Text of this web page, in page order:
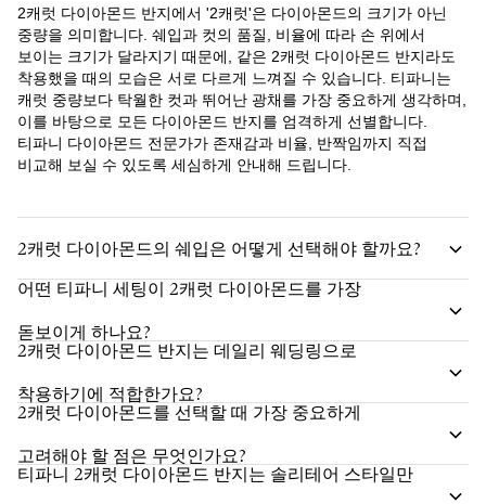
2캐럿 다이아몬드 반지에서 '2캐럿'은 다이아몬드의 크기가 아닌
중량을 의미합니다. 쉐입과 컷의 품질, 비율에 따라 손 위에서
보이는 크기가 달라지기 때문에, 같은 2캐럿 다이아몬드 반지라도
착용했을 때의 모습은 서로 다르게 느껴질 수 있습니다. 티파니는
캐럿 중량보다 탁월한 컷과 뛰어난 광채를 가장 중요하게 생각하며,
이를 바탕으로 모든 다이아몬드 반지를 엄격하게 선별합니다.
티파니 다이아몬드 전문가가 존재감과 비율, 반짝임까지 직접
비교해 보실 수 있도록 세심하게 안내해 드립니다.
2캐럿 다이아몬드의 쉐입은 어떻게 선택해야 할까요?
어떤 티파니 세팅이 2캐럿 다이아몬드를 가장
돋보이게 하나요?
2캐럿 다이아몬드 반지는 데일리 웨딩링으로
착용하기에 적합한가요?
2캐럿 다이아몬드를 선택할 때 가장 중요하게
고려해야 할 점은 무엇인가요?
티파니 2캐럿 다이아몬드 반지는 솔리테어 스타일만